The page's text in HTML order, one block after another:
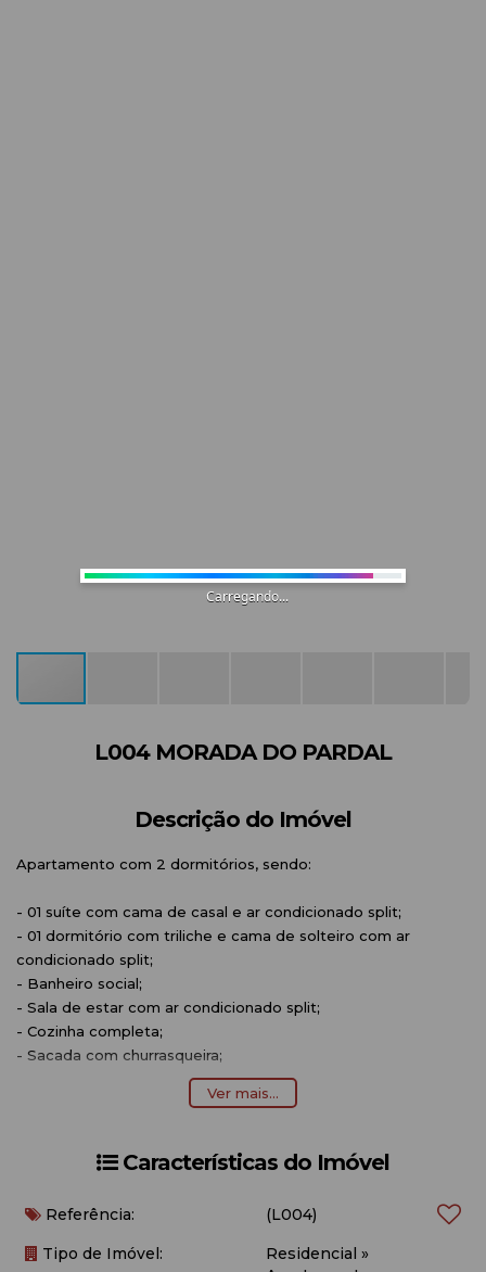
L004 MORADA DO PARDAL
Descrição do Imóvel
Apartamento com 2 dormitórios, sendo:
- 01 suíte com cama de casal e ar condicionado split;
- 01 dormitório com triliche e cama de solteiro com ar
condicionado split;
- Banheiro social;
- Sala de estar com ar condicionado split;
- Cozinha completa;
- Sacada com churrasqueira;
- Máquina de lavar e secar roupas;
- Aproximadamente 300 metros do mar.
OBSERVAÇÕES:
- 01 vaga de garagem (carro pequeno/médio);
- Voltagem 220;
Ver mais...
Características do Imóvel
Referência:
(L004)
Tipo de Imóvel:
Residencial »
Carregando...